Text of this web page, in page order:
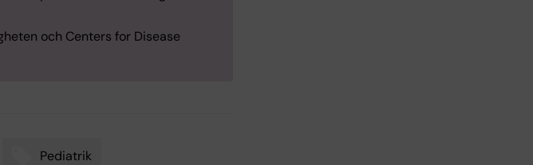
och Centers for Disease
Pediatrik